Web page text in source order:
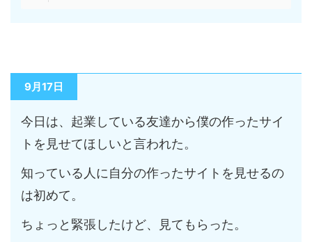
9月17日
今日は、起業している友達から僕の作ったサイ
トを見せてほしいと言われた。
知っている人に自分の作ったサイトを見せるの
は初めて。
ちょっと緊張したけど、見てもらった。